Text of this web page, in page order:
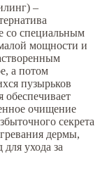
–
со специальным
мощности и
а потом
пузырьков
очищение
секрета
дермы,
ухода за